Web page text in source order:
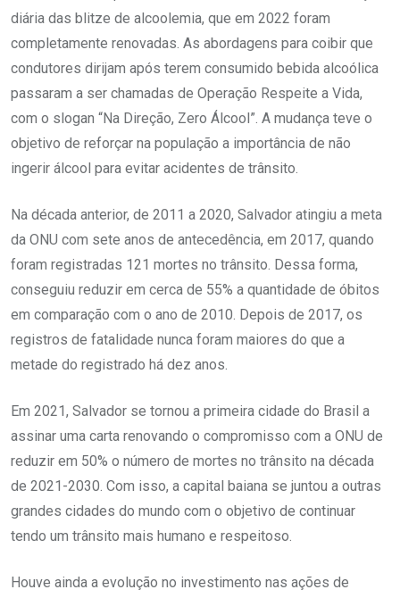
diária das blitze de alcoolemia, que em 2022 foram
completamente renovadas. As abordagens para coibir que
condutores dirijam após terem consumido bebida alcoólica
passaram a ser chamadas de Operação Respeite a Vida,
com o slogan “Na Direção, Zero Álcool”. A mudança teve o
objetivo de reforçar na população a importância de não
ingerir álcool para evitar acidentes de trânsito.
Na década anterior, de 2011 a 2020, Salvador atingiu a meta
da ONU com sete anos de antecedência, em 2017, quando
foram registradas 121 mortes no trânsito. Dessa forma,
conseguiu reduzir em cerca de 55% a quantidade de óbitos
em comparação com o ano de 2010. Depois de 2017, os
registros de fatalidade nunca foram maiores do que a
metade do registrado há dez anos.
Em 2021, Salvador se tornou a primeira cidade do Brasil a
assinar uma carta renovando o compromisso com a ONU de
reduzir em 50% o número de mortes no trânsito na década
de 2021-2030. Com isso, a capital baiana se juntou a outras
grandes cidades do mundo com o objetivo de continuar
tendo um trânsito mais humano e respeitoso.
Houve ainda a evolução no investimento nas ações de